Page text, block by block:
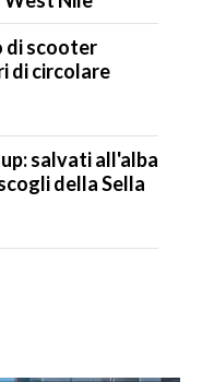
di scooter
di circolare
salvati all'alba
della Sella